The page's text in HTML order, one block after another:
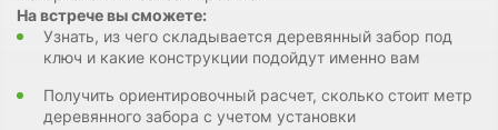
На встрече вы сможете:
Узнать, из чего складывается деревянный забор под
ключ и какие конструкции подойдут именно вам
Получить ориентировочный расчет, сколько стоит метр
деревянного забора с учетом установки